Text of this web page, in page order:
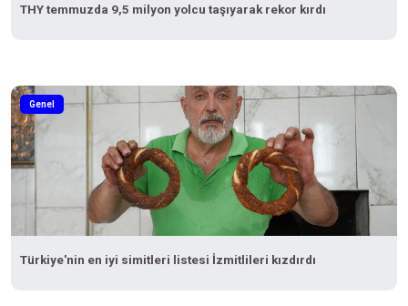
THY temmuzda 9,5 milyon yolcu taşıyarak rekor kırdı
Genel
Türkiye'nin en iyi simitleri listesi İzmitlileri kızdırdı